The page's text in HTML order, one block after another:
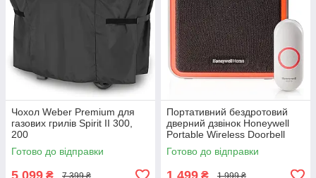
Чохол Weber Premium для
газових грилів Spirit II 300,
200
Готово до відправки
7 399 ₴
Портативний бездротовий
дверний дзвінок Honeywell
Portable Wireless Doorbell
Готово до відправки
1 999 ₴